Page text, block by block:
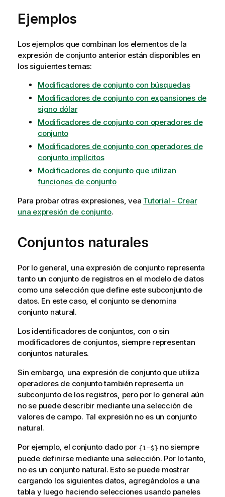
Ejemplos
Los ejemplos que combinan los elementos de la
expresión de conjunto anterior están disponibles en
los siguientes temas:
Modificadores de conjunto con búsquedas
Modificadores de conjunto con expansiones de
signo dólar
Modificadores de conjunto con operadores de
conjunto
Modificadores de conjunto con operadores de
conjunto implícitos
Modificadores de conjunto que utilizan
funciones de conjunto
Para probar otras expresiones, vea Tutorial - Crear
una expresión de conjunto.
Conjuntos naturales
Por lo general, una expresión de conjunto representa
tanto un conjunto de registros en el modelo de datos
como una selección que define este subconjunto de
datos. En este caso, el conjunto se denomina
conjunto natural.
Los identificadores de conjuntos, con o sin
modificadores de conjuntos, siempre representan
conjuntos naturales.
Sin embargo, una expresión de conjunto que utiliza
operadores de conjunto también representa un
subconjunto de los registros, pero por lo general aún
no se puede describir mediante una selección de
valores de campo. Tal expresión no es un conjunto
natural.
Por ejemplo, el conjunto dado por {1-$} no siempre
puede definirse mediante una selección. Por lo tanto,
no es un conjunto natural. Esto se puede mostrar
cargando los siguientes datos, agregándolos a una
tabla y luego haciendo selecciones usando paneles